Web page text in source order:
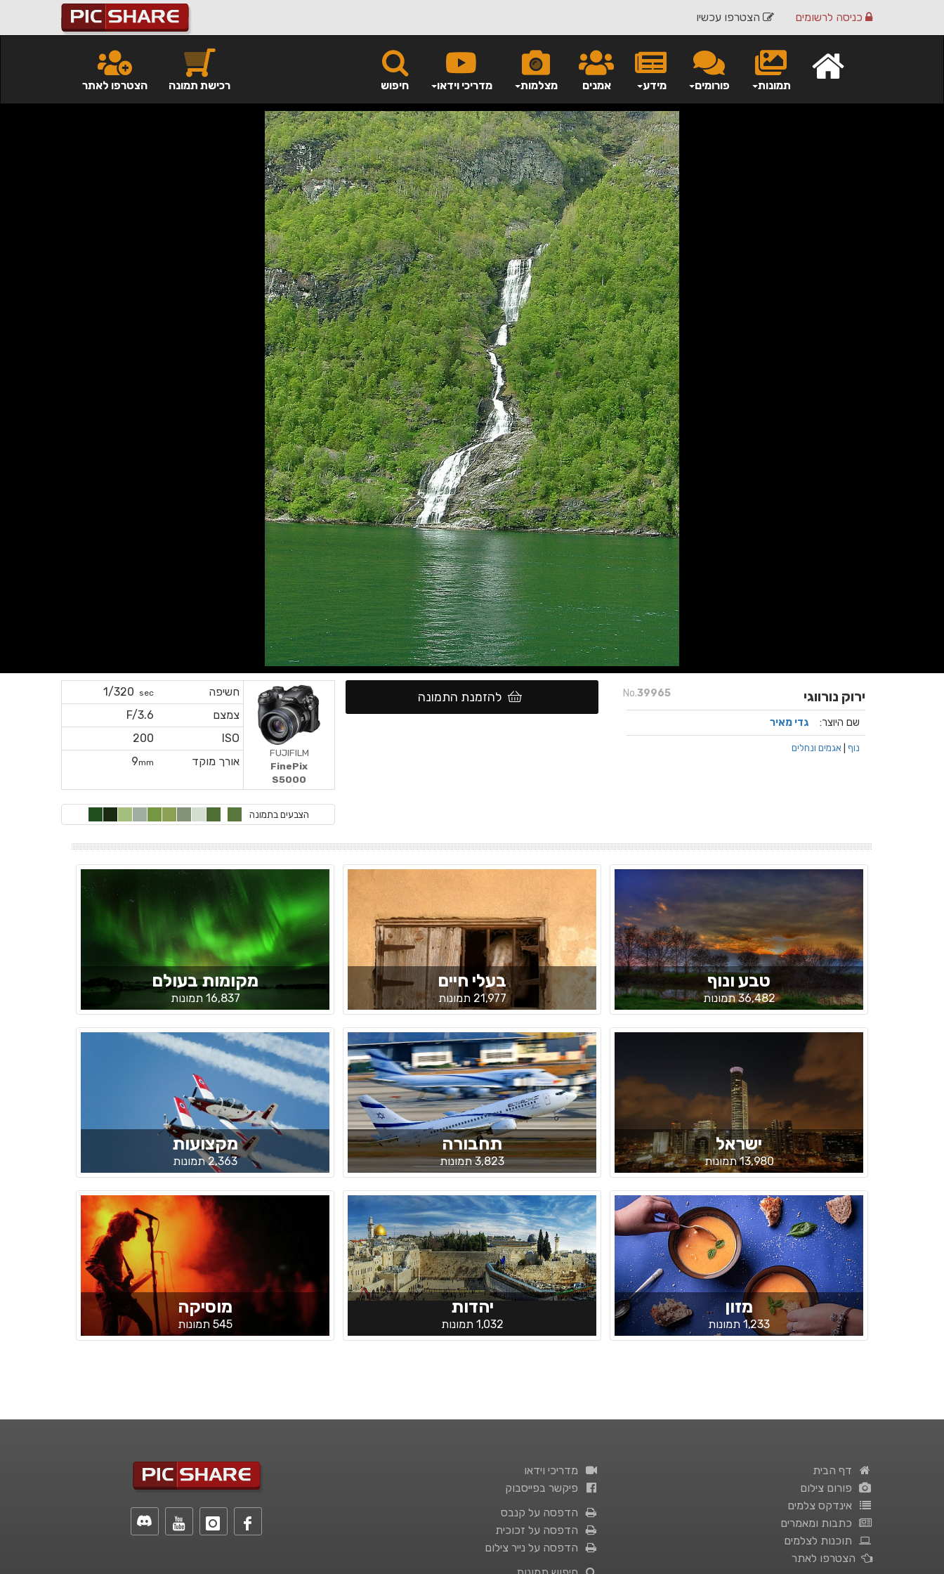
הצטרפו עכשיו כניסה לרשומים
חיפוש מדריכי וידאו מצלמות אמנים מידע פורומים תמונות הצטרפו לאתר רכישת תמונה
No.39965 ירוק נורווגי
שם היוצר: גדי מאיר
נוף אגמים ונחלים
חשיפה sec
1/320
צמצם
F/3.6
ISO
200
אורך מוקד
9mm
FUJIFILM
FinePix
S5000
הצבעים בתמונה
להזמנת התמונה
טבע ונוף
36,482 תמונות
בעלי חיים
21,977 תמונות
מקומות בעולם
16,837 תמונות
ישראל
13,980 תמונות
תחבורה
3,823 תמונות
מקצועות
2,363 תמונות
מזון
1,233 תמונות
יהדות
1,032 תמונות
מוסיקה
545 תמונות
מדריכי וידאו
פיקשר בפייסבוק
הדפסה על קנבס
הדפסה על זכוכית
הדפסה על נייר צילום
דף הבית
פורום צילום
אינדקס צלמים
כתבות ומאמרים
תוכנות לצלמים
הצטרפו לאתר